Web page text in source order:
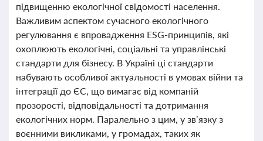
підвищенню екологічної свідомості населення.
Важливим аспектом сучасного екологічного
регулювання є впровадження ESG-принципів, які
охоплюють екологічні, соціальні та управлінські
стандарти для бізнесу. В Україні ці стандарти
набувають особливої актуальності в умовах війни та
інтеграції до ЄС, що вимагає від компаній
прозорості, відповідальності та дотримання
екологічних норм. Паралельно з цим, у зв’язку з
воєнними викликами, у громадах, таких як